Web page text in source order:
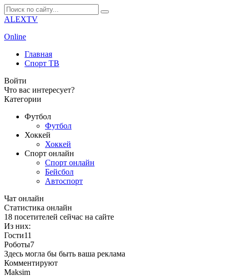
ALEXTV
Online
Главная
Спорт ТВ
Войти
Что вас интересует?
Категории
Футбол
Футбол
Хоккей
Хоккей
Спорт онлайн
Спорт онлайн
Бейсбол
Автоспорт
Чат онлайн
Cтатистика онлайн
18 посетителей сейчас на сайте
Из них:
Гости11
Роботы7
Здесь могла бы быть ваша реклама
Комментируют
Maksim